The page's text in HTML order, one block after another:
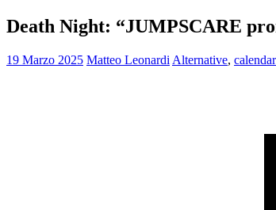
Death Night: “JUMPSCARE
19 Marzo 2025 Matteo Leonardi Alternative,